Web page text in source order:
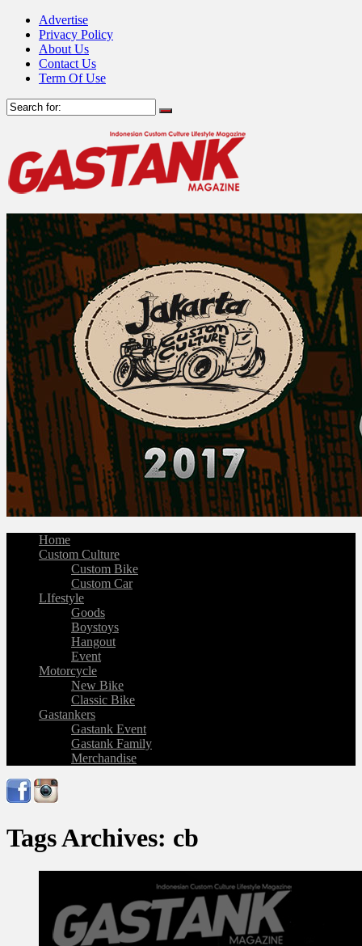
Advertise
Privacy Policy
About Us
Contact Us
Term Of Use
Home
Custom Culture
Custom Bike
Custom Car
LIfestyle
Goods
Boystoys
Hangout
Event
Motorcycle
New Bike
Classic Bike
Gastankers
Gastank Event
Gastank Family
Merchandise
Tags Archives: cb